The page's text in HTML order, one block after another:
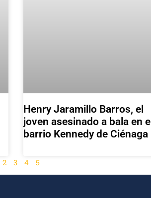
Henry Jaramillo Barros, el
joven asesinado a bala en el
barrio Kennedy de Ciénaga
2 3 4 5